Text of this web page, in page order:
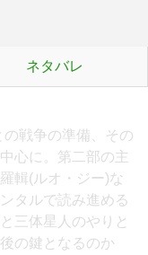
ネタバレ
戦争の準備、その
心に。第二部の主
輯(ルオ・ジー)な
タルで読み進める
三体星人のやりと
の鍵となるのか